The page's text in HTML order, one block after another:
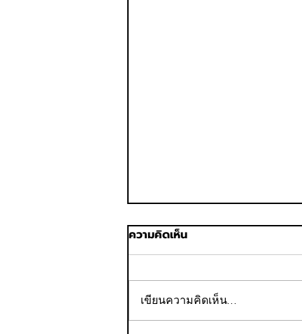
ความคิดเห็น
เขียนความคิดเห็น…